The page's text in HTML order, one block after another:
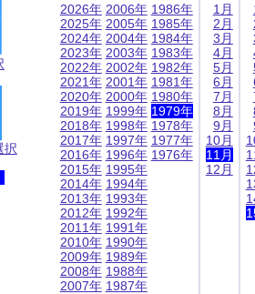
択
2026年
2025年
2024年
2023年
2022年
2021年
2020年
2019年
2018年
2017年
2016年
2015年
2014年
2013年
2012年
2011年
2010年
2009年
2008年
2007年
2006年
2005年
2004年
2003年
2002年
2001年
2000年
1999年
1998年
1997年
1996年
1995年
1994年
1993年
1992年
1991年
1990年
1989年
1988年
1987年
1986年
1985年
1984年
1983年
1982年
1981年
1980年
1979年
1978年
1977年
1976年
1月
2月
3月
4月
5月
6月
7月
8月
9月
10月
11月
12月